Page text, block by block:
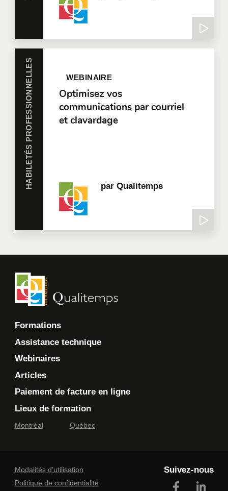
HABILETÉS PROFESSIONNELLES WEBINAIRE
Optimisez vos
communications par courriel
et clavardage
parQualitemps
Formations
Assistance technique
Webinaires
Articles
Paiement de facture en ligne
Lieux de formation
Montréal Québec
Modalités d'utilisation
Politique de confidentialité
Suivez-nous